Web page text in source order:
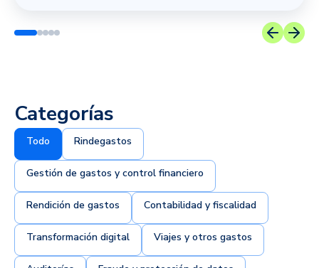
Categorías
Todo Rindegastos
Gestión de gastos y control financiero
Rendición de gastos Contabilidad y fiscalidad
Transformación digital Viajes y otros gastos